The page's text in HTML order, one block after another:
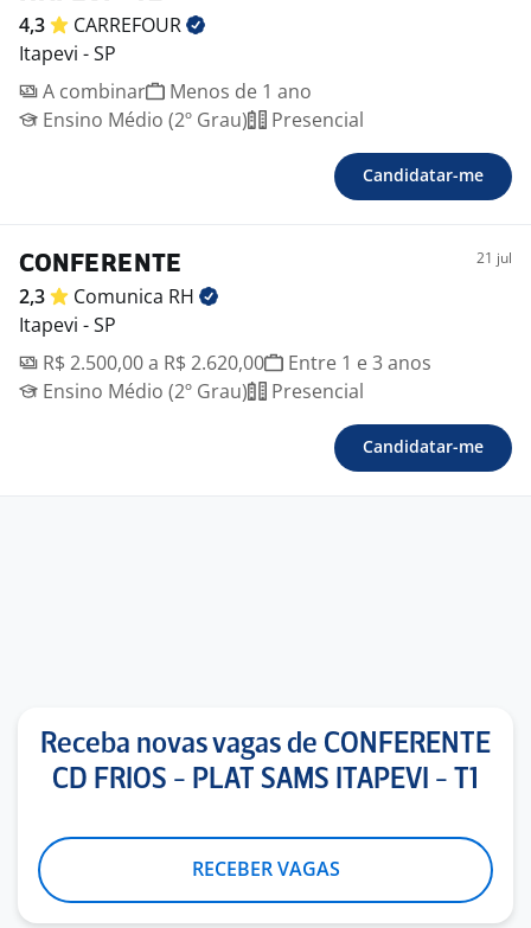
4,3
CARREFOUR
Itapevi - SP
A combinar
Menos de 1 ano
Ensino Médio (2º Grau)
Presencial
Candidatar-me
CONFERENTE 21 jul
2,3 Comunica RH
Itapevi - SP
R$ 2.500,00 a R$ 2.620,00
Entre 1 e 3 anos
Ensino Médio (2º Grau)
Presencial
Candidatar-me
Receba novas vagas de CONFERENTE
CD FRIOS - PLAT SAMS ITAPEVI - T1
RECEBER VAGAS